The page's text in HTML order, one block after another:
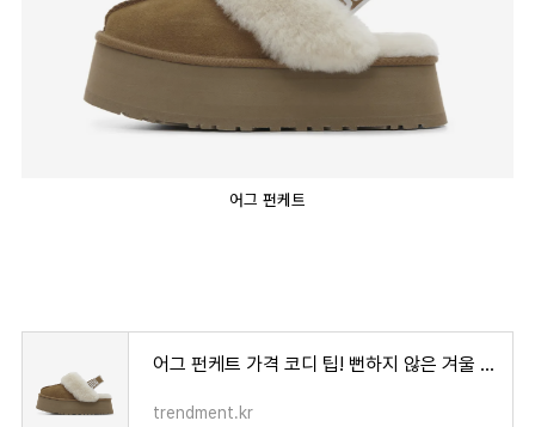
어그 펀케트
어그 펀케트 가격 코디 팁! 뻔하지 않은 겨울 어그 슬리퍼 찾고 있다면?
trendment.kr